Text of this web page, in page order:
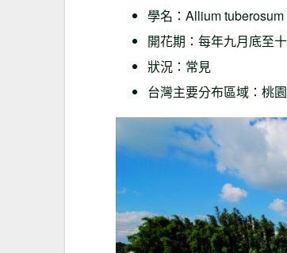
學名：Allium tuberosum
開花期：每年九月底至
狀況：常見
台灣主要分布區域：桃